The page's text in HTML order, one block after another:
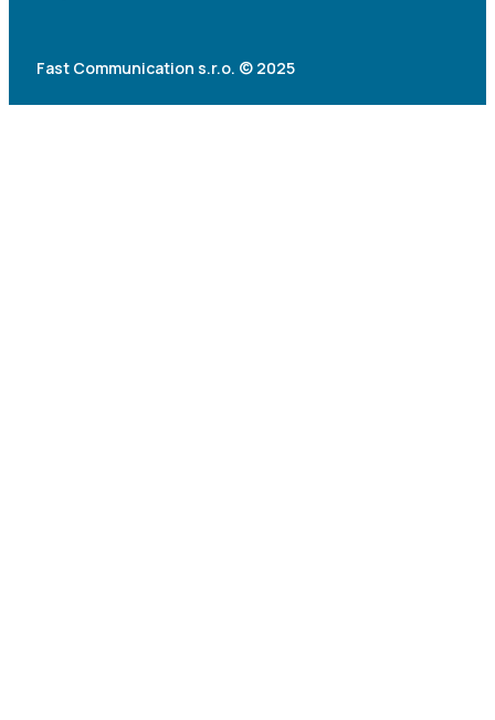
Fast Communication s.r.o. © 2025